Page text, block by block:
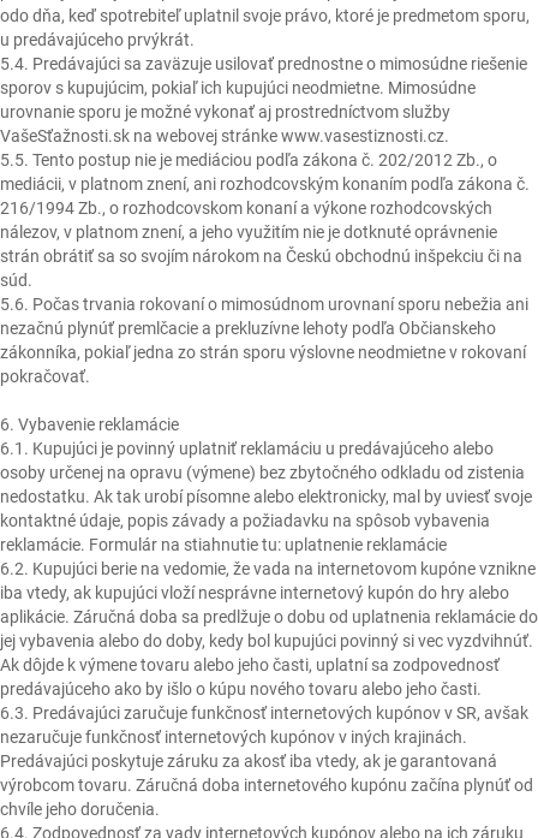
odo dňa, keď spotrebiteľ uplatnil svoje právo, ktoré je predmetom sporu,
u predávajúceho prvýkrát.
5.4. Predávajúci sa zaväzuje usilovať prednostne o mimosúdne riešenie
sporov s kupujúcim, pokiaľ ich kupujúci neodmietne. Mimosúdne
urovnanie sporu je možné vykonať aj prostredníctvom služby
VašeSťažnosti.sk na webovej stránke www.vasestiznosti.cz.
5.5. Tento postup nie je mediáciou podľa zákona č. 202/2012 Zb., o
mediácii, v platnom znení, ani rozhodcovským konaním podľa zákona č.
216/1994 Zb., o rozhodcovskom konaní a výkone rozhodcovských
nálezov, v platnom znení, a jeho využitím nie je dotknuté oprávnenie
strán obrátiť sa so svojím nárokom na Českú obchodnú inšpekciu či na
súd.
5.6. Počas trvania rokovaní o mimosúdnom urovnaní sporu nebežia ani
nezačnú plynúť premlčacie a prekluzívne lehoty podľa Občianskeho
zákonníka, pokiaľ jedna zo strán sporu výslovne neodmietne v rokovaní
pokračovať.
6. Vybavenie reklamácie
6.1. Kupujúci je povinný uplatniť reklamáciu u predávajúceho alebo
osoby určenej na opravu (výmene) bez zbytočného odkladu od zistenia
nedostatku. Ak tak urobí písomne alebo elektronicky, mal by uviesť svoje
kontaktné údaje, popis závady a požiadavku na spôsob vybavenia
reklamácie. Formulár na stiahnutie tu: uplatnenie reklamácie
6.2. Kupujúci berie na vedomie, že vada na internetovom kupóne vznikne
iba vtedy, ak kupujúci vloží nesprávne internetový kupón do hry alebo
aplikácie. Záručná doba sa predlžuje o dobu od uplatnenia reklamácie do
jej vybavenia alebo do doby, kedy bol kupujúci povinný si vec vyzdvihnúť.
Ak dôjde k výmene tovaru alebo jeho časti, uplatní sa zodpovednosť
predávajúceho ako by išlo o kúpu nového tovaru alebo jeho časti.
6.3. Predávajúci zaručuje funkčnosť internetových kupónov v SR, avšak
nezaručuje funkčnosť internetových kupónov v iných krajinách.
Predávajúci poskytuje záruku za akosť iba vtedy, ak je garantovaná
výrobcom tovaru. Záručná doba internetového kupónu začína plynúť od
chvíle jeho doručenia.
6.4. Zodpovednosť za vady internetových kupónov alebo na ich záruku